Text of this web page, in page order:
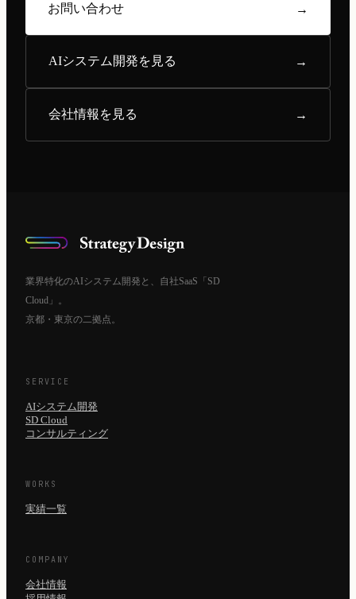
お問い合わせ →
AIシステム開発を見る →
会社情報を見る →
業界特化のAIシステム開発と、自社SaaS「SD
Cloud」。
京都・東京の二拠点。
SERVICE
AIシステム開発
SD Cloud
コンサルティング
WORKS
実績一覧
COMPANY
会社情報